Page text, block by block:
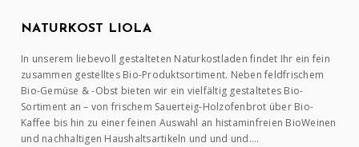
NATURKOST LIOLA
In unserem liebevoll gestalteten Naturkostladen findet Ihr ein fein
zusammen gestelltes Bio-Produktsortiment. Neben feldfrischem
Bio-Gemüse & -Obst bieten wir ein vielfältig gestaltetes Bio-
Sortiment an – von frischem Sauerteig-Holzofenbrot über Bio-
Kaffee bis hin zu einer feinen Auswahl an histaminfreien BioWeinen
und nachhaltigen Haushaltsartikeln und und und….